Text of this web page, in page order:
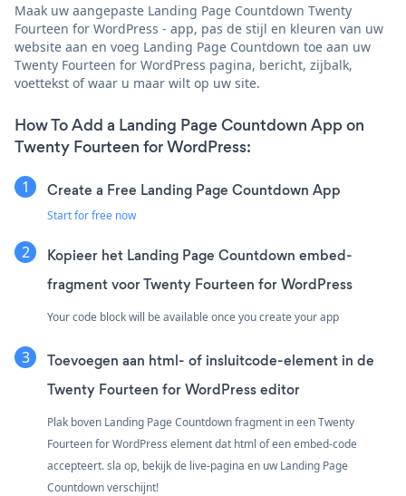
Maak uw aangepaste Landing Page Countdown Twenty
Fourteen for WordPress - app, pas de stijl en kleuren van uw
website aan en voeg Landing Page Countdown toe aan uw
Twenty Fourteen for WordPress pagina, bericht, zijbalk,
voettekst of waar u maar wilt op uw site.
How To Add a Landing Page Countdown App on
Twenty Fourteen for WordPress:
Create a Free Landing Page Countdown App
Start for free now
Kopieer het Landing Page Countdown embed-
fragment voor Twenty Fourteen for WordPress
Your code block will be available once you create your app
Toevoegen aan html- of insluitcode-element in de
Twenty Fourteen for WordPress editor
Plak boven Landing Page Countdown fragment in een Twenty
Fourteen for WordPress element dat html of een embed-code
accepteert. sla op, bekijk de live-pagina en uw Landing Page
Countdown verschijnt!